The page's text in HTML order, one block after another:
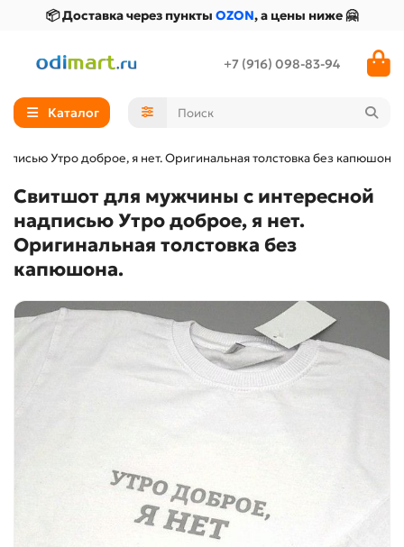
📦 Доставка через пункты OZON, а цены ниже 🤗
+7 (916) 098-83-94
Каталог
Утро доброе, я нет. Оригинальная толстовка без капюшона.
Свитшот для мужчины с интересной
надписью Утро доброе, я нет.
Оригинальная толстовка без
капюшона.